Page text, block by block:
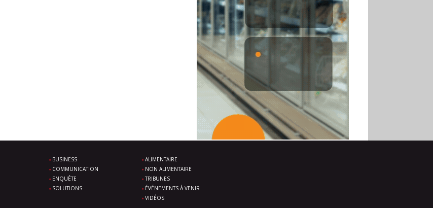
BUSINESS
COMMUNICATION
ENQUÊTE
SOLUTIONS
ALIMENTAIRE
NON ALIMENTAIRE
TRIBUNES
ÉVÉNEMENTS À VENIR
VIDÉOS